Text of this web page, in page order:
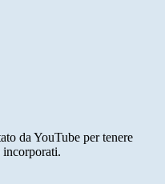
da YouTube per tenere